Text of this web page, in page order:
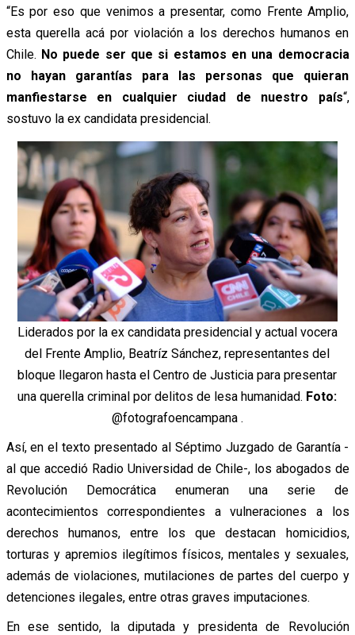
“Es por eso que venimos a presentar, como Frente Amplio,
esta querella acá por violación a los derechos humanos en
Chile. No puede ser que si estamos en una democracia
no hayan garantías para las personas que quieran
manfiestarse en cualquier ciudad de nuestro país“,
sostuvo la ex candidata presidencial.
Liderados por la ex candidata presidencial y actual vocera
del Frente Amplio, Beatríz Sánchez, representantes del
bloque llegaron hasta el Centro de Justicia para presentar
una querella criminal por delitos de lesa humanidad. Foto:
@fotografoencampana .
Así, en el texto presentado al Séptimo Juzgado de Garantía -
al que accedió Radio Universidad de Chile-, los abogados de
Revolución Democrática enumeran una serie de
acontecimientos correspondientes a vulneraciones a los
derechos humanos, entre los que destacan homicidios,
torturas y apremios ilegítimos físicos, mentales y sexuales,
además de violaciones, mutilaciones de partes del cuerpo y
detenciones ilegales, entre otras graves imputaciones.
En ese sentido, la diputada y presidenta de Revolución